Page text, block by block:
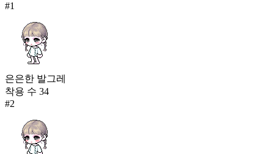
#1
은은한 발그레
착용 수 34
#2